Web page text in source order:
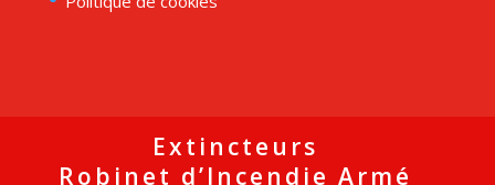
Extincteurs
Robinet d’Incendie Armé